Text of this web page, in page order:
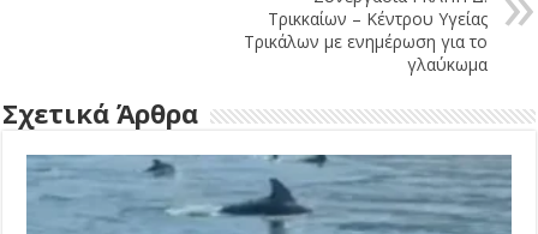
Τρικκαίων – Κέντρου Υγείας
Τρικάλων με ενημέρωση για το
γλαύκωμα
Σχετικά Άρθρα